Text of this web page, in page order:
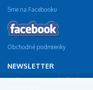
Sme na Facebooku
Obchodné podmienky
NEWSLETTER
Zadajte vašu e-mailovú adresu